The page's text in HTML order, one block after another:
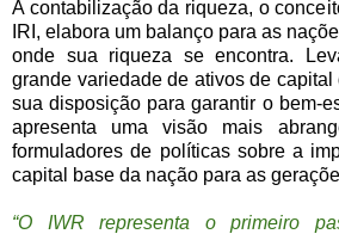
A contabilização da riqueza, o
IRI, elabora um balanço para as
onde sua riqueza se encontra.
grande variedade de ativos de capital
sua disposição para garantir o bem-
apresenta uma visão mais
formuladores de políticas sobre a
capital base da nação para as
“O IWR representa o primeiro